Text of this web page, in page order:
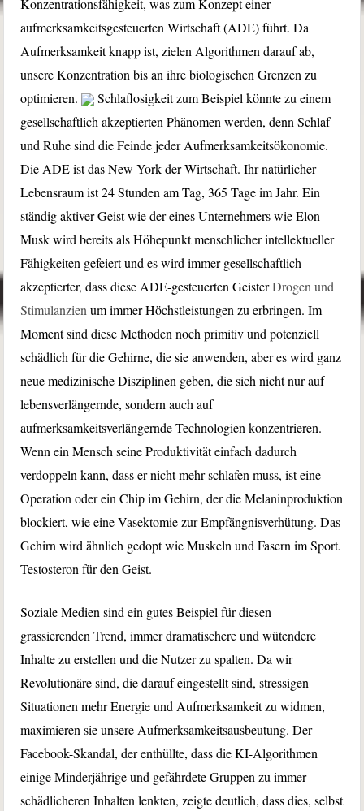
Konzentrationsfähigkeit, was zum Konzept einer
aufmerksamkeitsgesteuerten Wirtschaft (ADE) führt. Da
Aufmerksamkeit knapp ist, zielen Algorithmen darauf ab,
unsere Konzentration bis an ihre biologischen Grenzen zu
optimieren.
Schlaflosigkeit zum Beispiel könnte zu einem
gesellschaftlich akzeptierten Phänomen werden, denn Schlaf
und Ruhe sind die Feinde jeder Aufmerksamkeitsökonomie.
Die ADE ist das New York der Wirtschaft. Ihr natürlicher
Lebensraum ist 24 Stunden am Tag, 365 Tage im Jahr. Ein
ständig aktiver Geist wie der eines Unternehmers wie Elon
Musk wird bereits als Höhepunkt menschlicher intellektueller
Fähigkeiten gefeiert und es wird immer gesellschaftlich
akzeptierter, dass diese ADE-gesteuerten GeisterDrogen und
Stimulanzien um immer Höchstleistungen zu erbringen. Im
Moment sind diese Methoden noch primitiv und potenziell
schädlich für die Gehirne, die sie anwenden, aber es wird ganz
neue medizinische Disziplinen geben, die sich nicht nur auf
lebensverlängernde, sondern auch auf
aufmerksamkeitsverlängernde Technologien konzentrieren.
Wenn ein Mensch seine Produktivität einfach dadurch
verdoppeln kann, dass er nicht mehr schlafen muss, ist eine
Operation oder ein Chip im Gehirn, der die Melaninproduktion
blockiert, wie eine Vasektomie zur Empfängnisverhütung. Das
Gehirn wird ähnlich gedopt wie Muskeln und Fasern im Sport.
Testosteron für den Geist.
Soziale Medien sind ein gutes Beispiel für diesen
grassierenden Trend, immer dramatischere und wütendere
Inhalte zu erstellen und die Nutzer zu spalten. Da wir
Revolutionäre sind, die darauf eingestellt sind, stressigen
Situationen mehr Energie und Aufmerksamkeit zu widmen,
maximieren sie unsere Aufmerksamkeitsausbeutung. Der
Facebook-Skandal, der enthüllte, dass die KI-Algorithmen
einige Minderjährige und gefährdete Gruppen zu immer
schädlicheren Inhalten lenkten, zeigte deutlich, dass dies, selbst